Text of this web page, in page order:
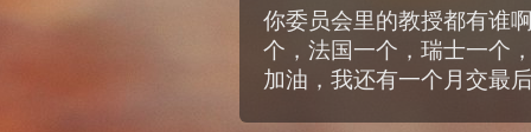
你委员会里的教授都有谁
个，法国一个，瑞士一个
加油，我还有一个月交最